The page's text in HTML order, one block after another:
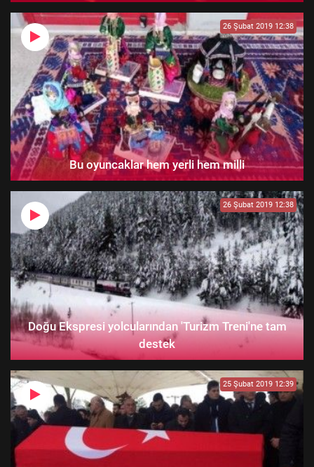
26 Şubat 2019 12:38
Bu oyuncaklar hem yerli hem milli
26 Şubat 2019 12:38
Doğu Ekspresi yolcularından 'Turizm Treni'ne tam
destek
25 Şubat 2019 12:39